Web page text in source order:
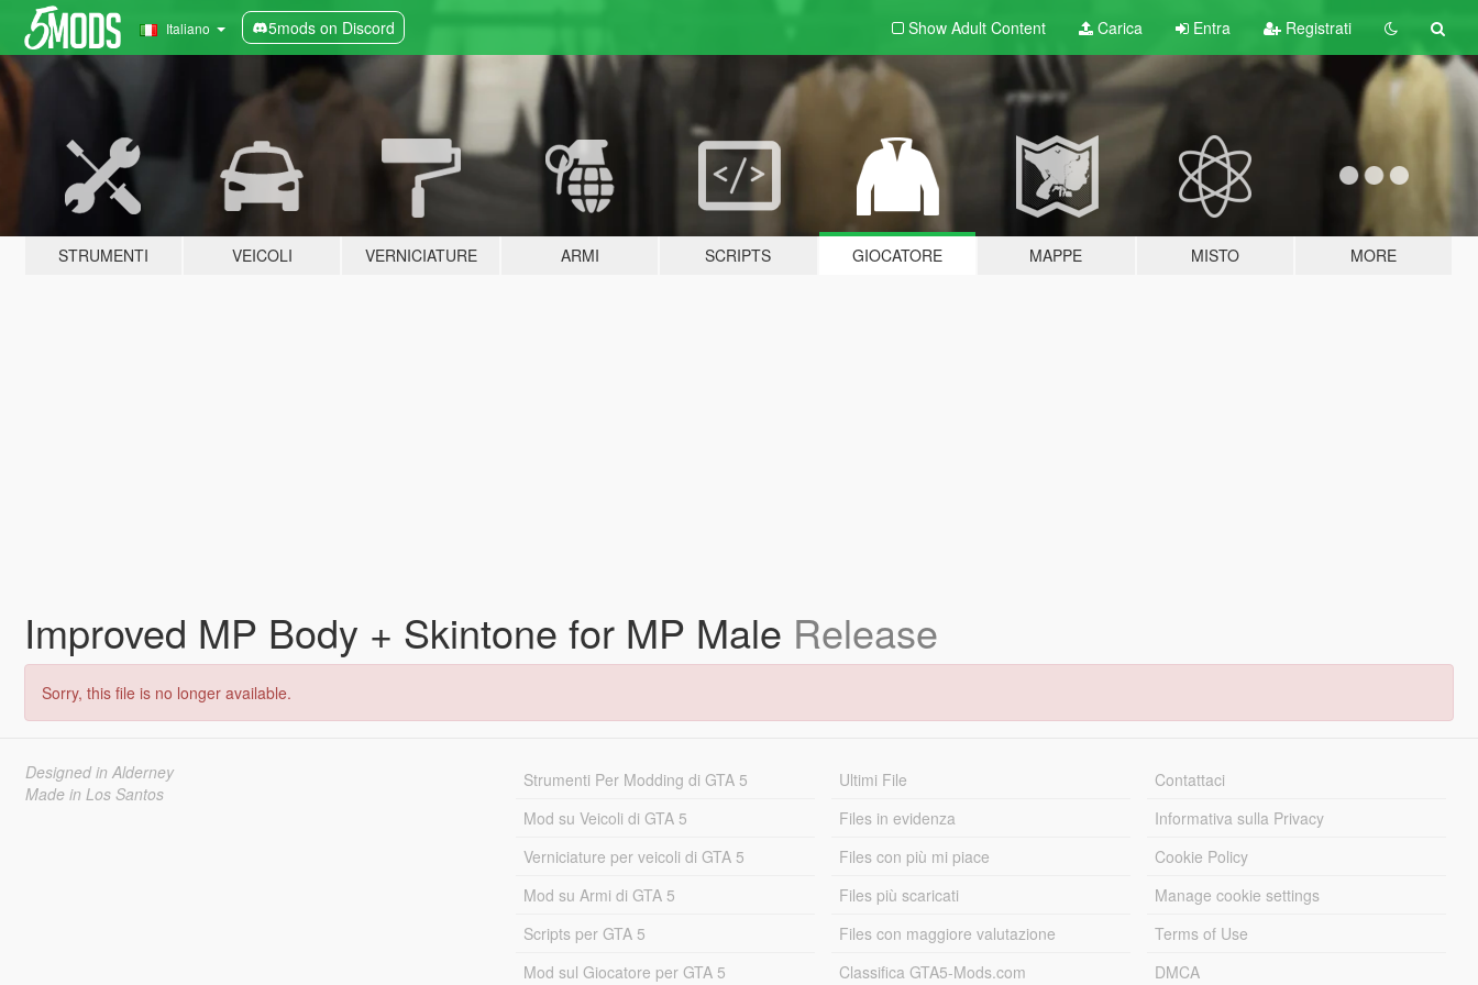
Italiano 5mods on Discord Show Adult Content Carica Entra Registrati
STRUMENTI VEICOLI VERNICIATURE ARMI SCRIPTS GIOCATORE MAPPE MISTO MORE
Improved MP Body + Skintone for MP Male Release
Sorry, this file is no longer available.
Designed in Alderney
Made in Los Santos
Strumenti Per Modding di GTA 5
Mod su Veicoli di GTA 5
Verniciature per veicoli di GTA 5
Mod su Armi di GTA 5
Scripts per GTA 5
Mod sul Giocatore per GTA 5
Ultimi File
Files in evidenza
Files con più mi piace
Files più scaricati
Files con maggiore valutazione
Classifica GTA5-Mods.com
Contattaci
Informativa sulla Privacy
Cookie Policy
Manage cookie settings
Terms of Use
DMCA